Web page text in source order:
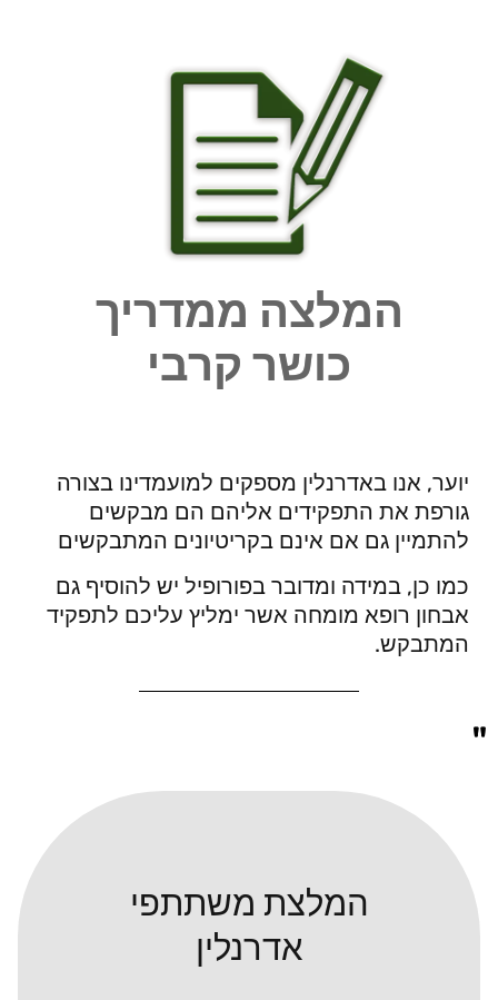
המלצה ממדריך
כושר קרבי
יוער, אנו באדרנלין מספקים למועמדינו בצורה
גורפת את התפקידים אליהם הם מבקשים
להתמיין גם אם אינם בקריטיונים המתבקשים
כמו כן, במידה ומדובר בפורופיל יש להוסיף גם
אבחון רופא מומחה אשר ימליץ עליכם לתפקיד
המתבקש.
"
"
המלצת משתתפי
אדרנלין